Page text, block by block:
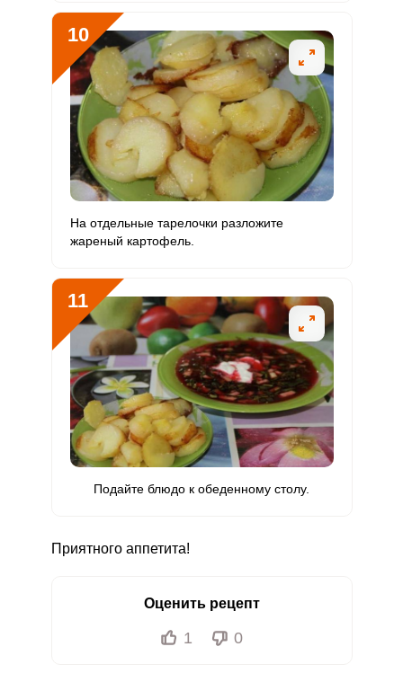
10
На отдельные тарелочки разложите
жареный картофель.
11
Подайте блюдо к обеденному столу.
Приятного аппетита!
Оценить рецепт
1 0